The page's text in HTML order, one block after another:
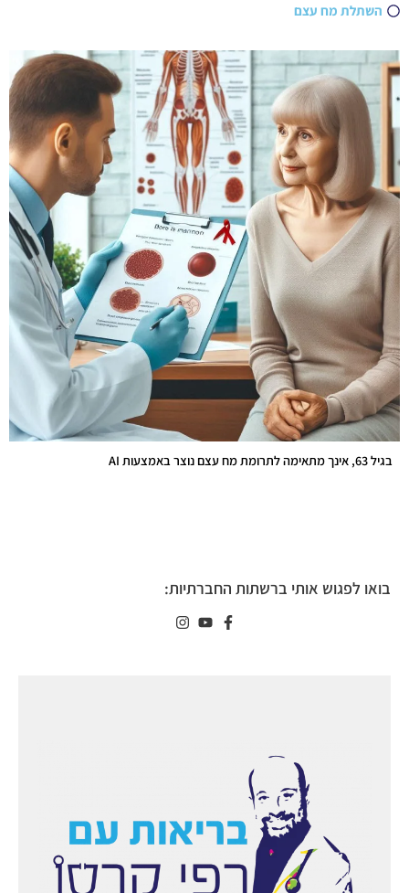
השתלת מח עצם
בגיל 63, אינך מתאימה לתרומת מח עצם נוצר באמצעות AI
בואו לפגוש אותי ברשתות החברתיות: